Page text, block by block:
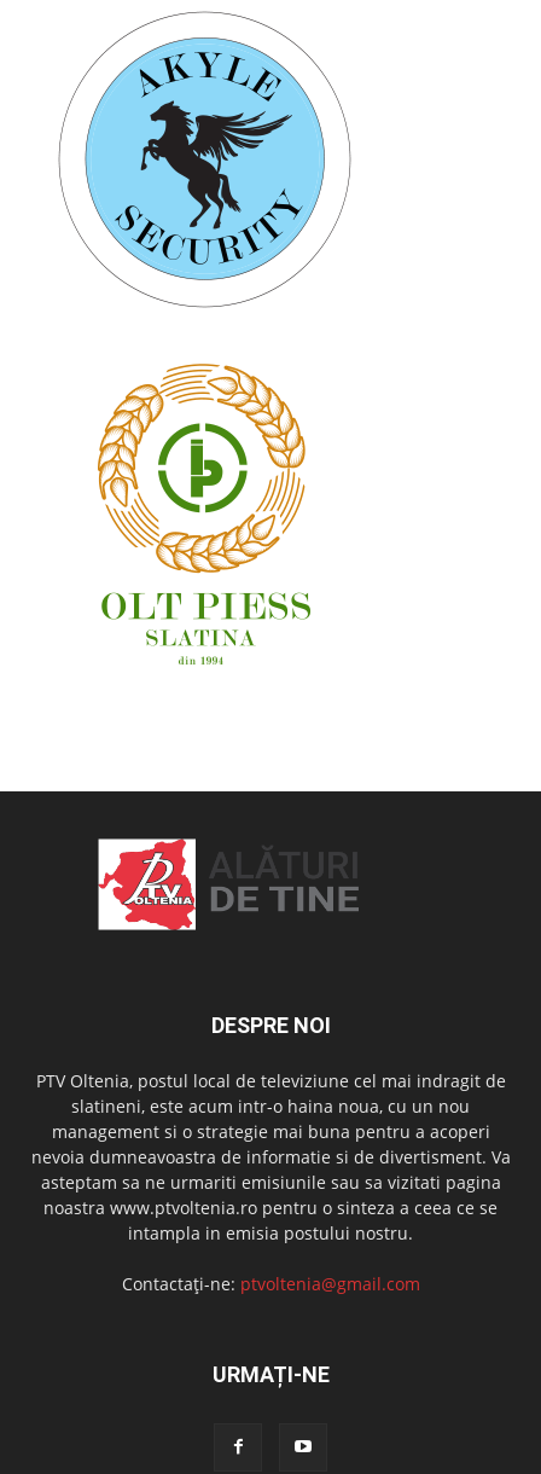
DESPRE NOI
PTV Oltenia, postul local de televiziune cel mai indragit de
slatineni, este acum intr-o haina noua, cu un nou
management si o strategie mai buna pentru a acoperi
nevoia dumneavoastra de informatie si de divertisment. Va
asteptam sa ne urmariti emisiunile sau sa vizitati pagina
noastra www.ptvoltenia.ro pentru o sinteza a ceea ce se
intampla in emisia postului nostru.
Contactați-ne: ptvoltenia@gmail.com
URMAȚI-NE